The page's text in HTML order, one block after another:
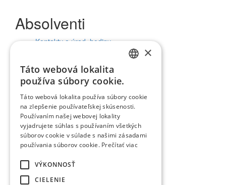
Absolventi
Kontakty a úrad. hodiny
Verejnosť a médiá
Kalendár udalostí
Univerzitný magazín
Zverejňovanie údajov
Aktuality a oznamy
Ochrana osobných údajov (GDPR)
Vyhlásenie o prístupnosti
Vyhľadávanie
×
Táto webová lokalita
používa súbory cookie.
Táto webová lokalita používa súbory cookie
na zlepšenie používateľskej skúsenosti.
Používaním našej webovej lokality
vyjadrujete súhlas s používaním všetkých
súborov cookie v súlade s našimi zásadami
používania súborov cookie. Prečítať viac
VÝKONNOSŤ
CIELENIE